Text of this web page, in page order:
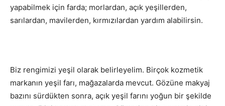
yapabilmek için farda; morlardan, açık yeşillerden,
sarılardan, mavilerden, kırmızılardan yardım alabilirsin.
Biz rengimizi yeşil olarak belirleyelim. Birçok kozmetik
markanın yeşil farı, mağazalarda mevcut. Gözüne makyaj
bazını sürdükten sonra, açık yeşil farını yoğun bir şekilde